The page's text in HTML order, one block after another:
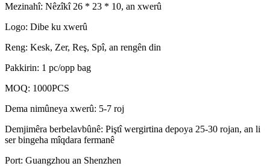
Mezinahî: Nêzîkî 26 * 23 * 10, an xwerû
Logo: Dibe ku xwerû
Reng: Kesk, Zer, Reş, Spî, an rengên din
Pakkirin: 1 pc/opp bag
MOQ: 1000PCS
Dema nimûneya xwerû: 5-7 roj
Demjimêra berbelavbûnê: Piştî wergirtina depoya 25-30 rojan, an li
ser bingeha mîqdara fermanê
Port: Guangzhou an Shenzhen